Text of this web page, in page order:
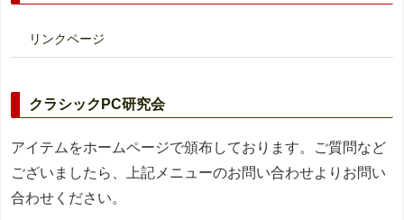
リンクページ
クラシックPC研究会
アイテムをホームページで頒布しております。ご質問など
ございましたら、上記メニューのお問い合わせよりお問い
合わせください。